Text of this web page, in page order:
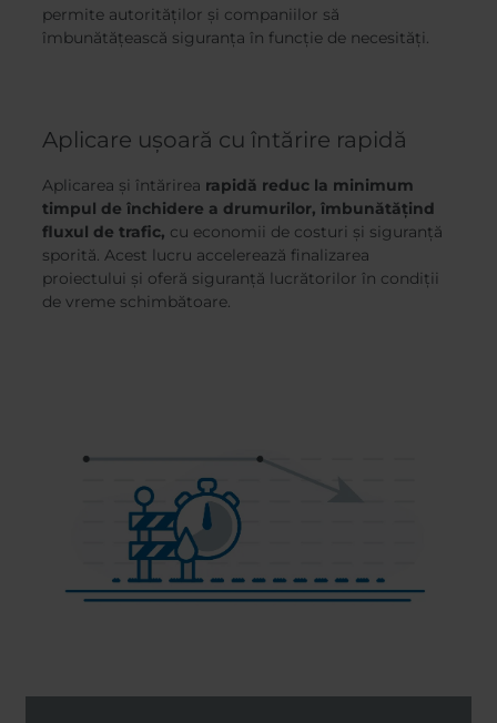
permite autorităților și companiilor să
îmbunătățească siguranța în funcție de necesități.
Aplicare ușoară cu întărire rapidă
Aplicarea și întărirea rapidă reduc la minimum
timpul de închidere a drumurilor, îmbunătățind
fluxul de trafic, cu economii de costuri și siguranță
sporită. Acest lucru accelerează finalizarea
proiectului și oferă siguranță lucrătorilor în condiții
de vreme schimbătoare.